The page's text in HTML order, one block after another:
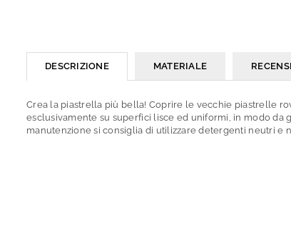
DESCRIZIONE MATERIALE
Crea la piastrella più bella! Coprire le vecchie piastrelle
esclusivamente su superfici lisce ed uniformi, in modo da
manutenzione si consiglia di utilizzare detergenti neutri e